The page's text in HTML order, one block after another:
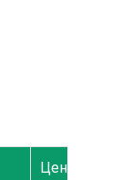
Цена